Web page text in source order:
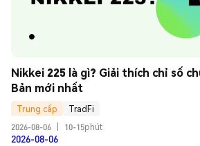
Nikkei 225 là gì? Giải thích chỉ số
Bản mới nhất
Trung cấp
TradFi
2026-08-06
10-15phút
2026-08-06